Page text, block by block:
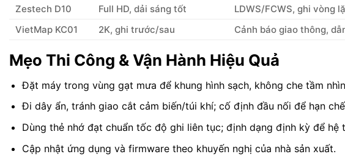
Zestech D10
Full HD, dải sáng tốt LDWS/FCWS, ghi vòng
VietMap KC01
2K, ghi trước/sau Cảnh báo giao thông,
Mẹo Thi Công & Vận Hành Hiệu Quả
Đặt máy trong vùng gạt mưa để khung hình sạch, không che tầm
Đi dây ẩn, tránh giao cắt cảm biến/túi khí; cố định đầu nối để hạn
Dùng thẻ nhớ đạt chuẩn tốc độ ghi liên tục; định dạng định kỳ để hệ
Cập nhật ứng dụng và firmware theo khuyến nghị của nhà sản xuất.